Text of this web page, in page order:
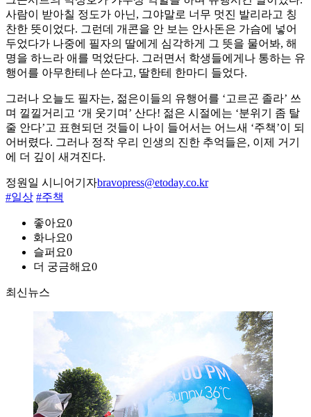
사람이 받아칠 정도가 아닌, 그야말로 너무 멋진 발리라고 칭
찬한 뜻이었다. 그런데 개콘을 안 보는 안사돈은 가슴에 넣어
두었다가 나중에 필자의 딸에게 심각하게 그 뜻을 물어봐, 해
명을 하느라 애를 먹었단다. 그러면서 학생들에게나 통하는 유
행어를 아무한테나 쓴다고, 딸한테 한마디 들었다.
그러나 오늘도 필자는, 젊은이들의 유행어를 ‘고르곤 졸라’ 쓰
며 낄낄거리고 ‘개 웃기며’ 산다! 젊은 시절에는 ‘분위기 좀 탈
줄 안다’고 표현되던 것들이 나이 들어서는 어느새 ‘주책’이 되
어버렸다. 그러나 정작 우리 인생의 진한 추억들은, 이제 거기
에 더 깊이 새겨진다.
정원일 시니어기자bravopress@etoday.co.kr
#일상 #주책
좋아요0
화나요0
슬퍼요0
더 궁금해요0
최신뉴스